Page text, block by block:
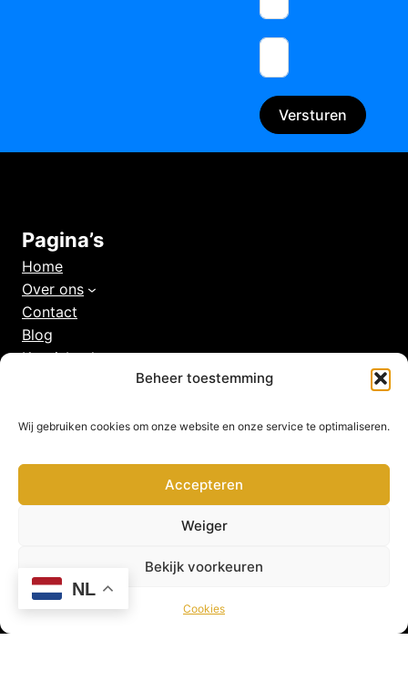
Beheer toestemming
Wij gebruiken cookies om onze website en onze service te optimaliseren.
Accepteren
Weiger
Bekijk voorkeuren
Cookies
Versturen
Pagina’s
Home
Over ons
Contact
Blog
Kennisbank
Algemene voorwaarden
Veelgestelde vragen
Cookies
NL